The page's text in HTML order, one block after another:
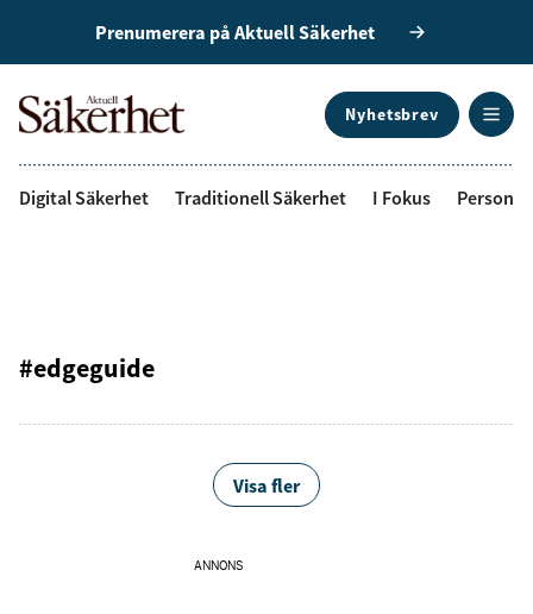
Prenumerera på Aktuell Säkerhet
Nyhetsbrev
Digital Säkerhet Traditionell Säkerhet I Fokus
#edgeguide
Visa fler
ANNONS